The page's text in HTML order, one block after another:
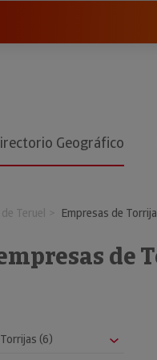
Geográfico
Teruel Empresas de
de